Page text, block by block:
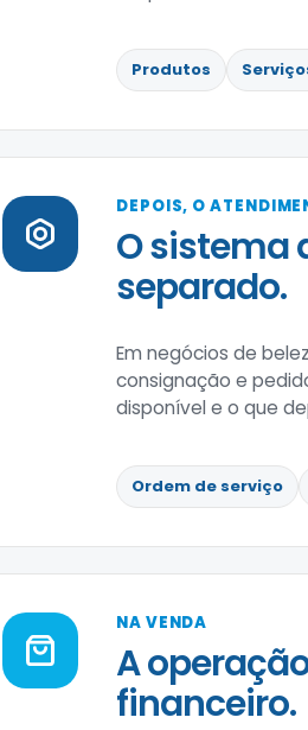
Produtos
DEPOIS, O
O sistema
separado.
Em negócios de
consignação e
disponível e o que
Ordem de serviço
NA VENDA
A
financeiro.